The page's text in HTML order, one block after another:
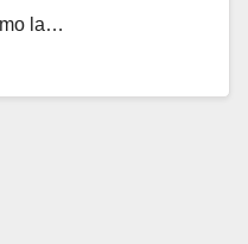
la…